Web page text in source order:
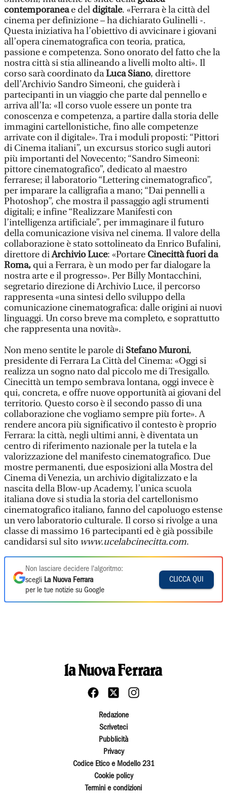
contemporaneae del digitale. «Ferrara è la città del
cinema per definizione – ha dichiarato Gulinelli -.
Questa iniziativa ha l’obiettivo di avvicinare i giovani
all’opera cinematografica con teoria, pratica,
passione e competenza. Sono onorato del fatto che la
nostra città si stia allineando a livelli molto alti». Il
corso sarà coordinato daLuca Siano, direttore
dell’Archivio Sandro Simeoni, che guiderà i
partecipanti in un viaggio che parte dal pennello e
arriva all’Ia: «Il corso vuole essere un ponte tra
conoscenza e competenza, a partire dalla storia delle
immagini cartellonistiche, fino alle competenze
arrivate con il digitale». Tra i moduli proposti: “Pittori
di Cinema italiani”, un excursus storico sugli autori
più importanti del Novecento; “Sandro Simeoni:
pittore cinematografico”, dedicato al maestro
ferrarese; il laboratorio “Lettering cinematografico”,
per imparare la calligrafia a mano; “Dai pennelli a
Photoshop”, che mostra il passaggio agli strumenti
digitali; e infine “Realizzare Manifesti con
l’intelligenza artificiale”, per immaginare il futuro
della comunicazione visiva nel cinema. Il valore della
collaborazione è stato sottolineato da Enrico Bufalini,
direttore diArchivio Luce: «Portare Cinecittà fuori da
Roma, qui a Ferrara, è un modo per far dialogare la
nostra arte e il progresso». Per Billy Montacchini,
segretario direzione di Archivio Luce, il percorso
rappresenta «una sintesi dello sviluppo della
comunicazione cinematografica: dalle origini ai nuovi
linguaggi. Un corso breve ma completo, e soprattutto
che rappresenta una novità».
Non meno sentite le parole di Stefano Muroni,
presidente di Ferrara La Città del Cinema: «Oggi si
realizza un sogno nato dal piccolo me di Tresigallo.
Cinecittà un tempo sembrava lontana, oggi invece è
qui, concreta, e offre nuove opportunità ai giovani del
territorio. Questo corso è il secondo passo di una
collaborazione che vogliamo sempre più forte». A
rendere ancora più significativo il contesto è proprio
Ferrara: la città, negli ultimi anni, è diventata un
centro di riferimento nazionale per la tutela e la
valorizzazione del manifesto cinematografico. Due
mostre permanenti, due esposizioni alla Mostra del
Cinema di Venezia, un archivio digitalizzato e la
nascita della Blow-up Academy, l’unica scuola
italiana dove si studia la storia del cartellonismo
cinematografico italiano, fanno del capoluogo estense
un vero laboratorio culturale. Il corso si rivolge a una
classe di massimo 16 partecipanti ed è già possibile
candidarsi sul sito www.ucelabcinecitta.com.
Non lasciare decidere l'algoritmo:
scegli La Nuova Ferrara
per le tue notizie su Google
CLICCA QUI
Redazione
Scriveteci
Pubblicità
Privacy
Codice Etico e Modello 231
Cookie policy
Termini e condizioni